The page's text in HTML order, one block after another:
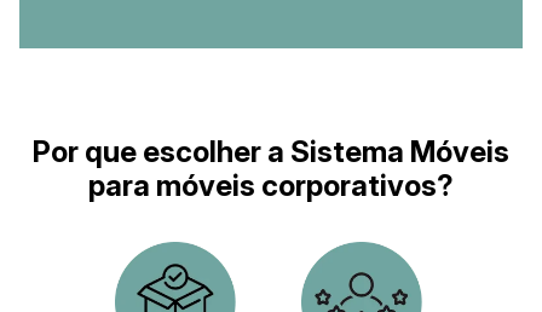
Por que escolher a Sistema Móveis
para móveis corporativos?